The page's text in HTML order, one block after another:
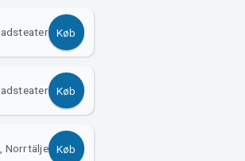
Køb
Køb
Norrtälje Køb